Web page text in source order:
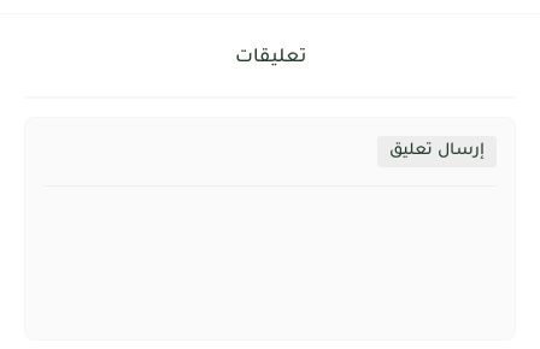
تعليقات
إرسال تعليق